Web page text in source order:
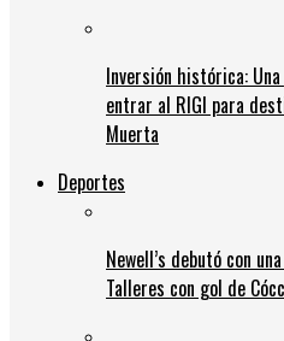
Inversión histórica:
entrar al RIGI para
Muerta
Deportes
Newell’s debutó con
Talleres con gol de